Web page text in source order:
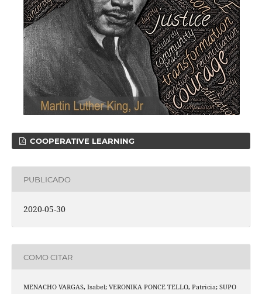
COOPERATIVE LEARNING
PUBLICADO
2020-05-30
COMO CITAR
MENACHO VARGAS, Isabel; VERONIKA PONCE TELLO, Patricia; SUPO